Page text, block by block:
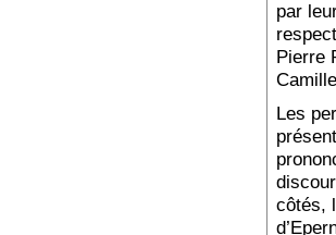
par
Pierre
Les
côtés,